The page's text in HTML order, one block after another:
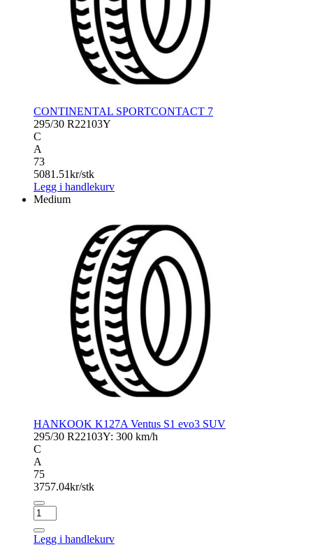
CONTINENTAL SPORTCONTACT 7
295/30 R22103Y
C
A
73
5081.51kr/stk
Legg i handlekurv
Medium
HANKOOK K127A Ventus S1 evo3 SUV
295/30 R22103Y: 300 km/h
C
A
75
3757.04kr/stk
HANKOOK
K127A
Ventus
Legg i handlekurv